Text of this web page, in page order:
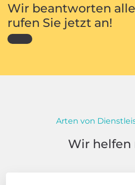
Wir beantworten
rufen Sie jetzt an!
Arten von
Wir helfen